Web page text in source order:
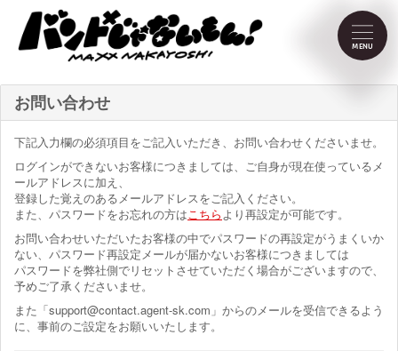
MENU
NEWS
SCHEDULE
PROFILE
VIDEO
DISCOGRAPHY
CONTACT
お問い合わせ
下記入力欄の必須項目をご記入いただき、お問い合わせくださいませ。
ログインができないお客様につきましては、ご自身が現在使っているメ
ールアドレスに加え、
登録した覚えのあるメールアドレスをご記入ください。
また、パスワードをお忘れの方はこちらより再設定が可能です。
お問い合わせいただいたお客様の中でパスワードの再設定がうまくいか
ない、パスワード再設定メールが届かないお客様につきましては
パスワードを弊社側でリセットさせていただく場合がございますので、
予めご了承くださいませ。
また「support@contact.agent-sk.com」からのメールを受信できるよう
に、事前のご設定をお願いいたします。